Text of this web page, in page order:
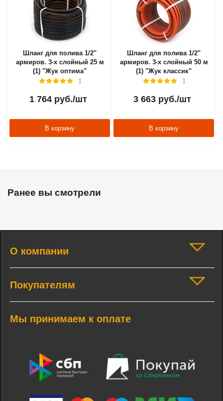
Шланг для полива 1/2"
армиров. 3-х слойный 25 м
(1) "Жук оптима"
1
1 764руб./шт
В корзину
Шланг для полива 1/2"
армиров. 3-х слойный 50 м
(1) "Жук классик"
1
3 663руб./шт
В корзину
Ранее вы смотрели
О компании
Покупателям
Мы принимаем к оплате